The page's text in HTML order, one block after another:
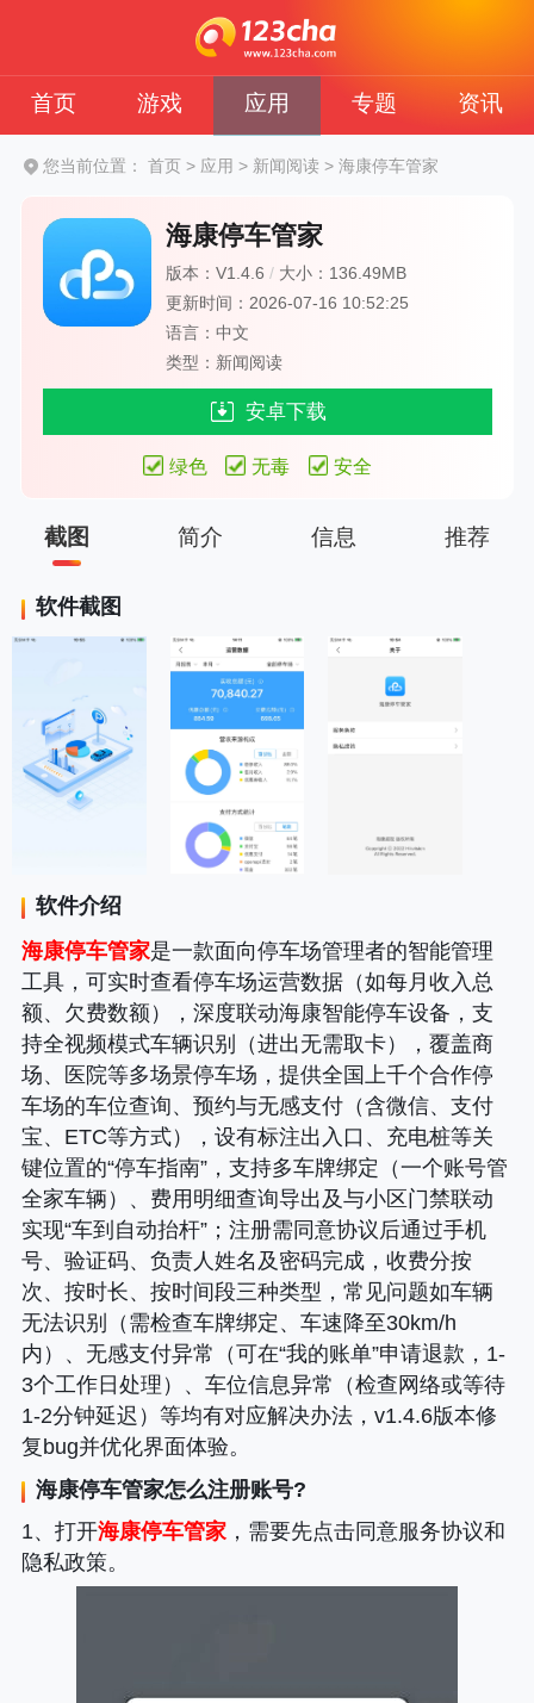
首页 游戏 应用 专题 资讯
您当前位置： 首页 > 应用 > 新闻阅读 >海康停车管家
海康停车管家
版本：V1.4.6/ 大小：136.49MB
更新时间：2026-07-16 10:52:25
语言：中文
类型：新闻阅读
安卓下载
绿色 无毒 安全
截图 简介 信息 推荐
软件截图
软件介绍
海康停车管家是一款面向停车场管理者的智能管理
工具，可实时查看停车场运营数据（如每月收入总
额、欠费数额），深度联动海康智能停车设备，支
持全视频模式车辆识别（进出无需取卡），覆盖商
场、医院等多场景停车场，提供全国上千个合作停
车场的车位查询、预约与无感支付（含微信、支付
宝、ETC等方式），设有标注出入口、充电桩等关
键位置的“停车指南”，支持多车牌绑定（一个账号管
全家车辆）、费用明细查询导出及与小区门禁联动
实现“车到自动抬杆”；注册需同意协议后通过手机
号、验证码、负责人姓名及密码完成，收费分按
次、按时长、按时间段三种类型，常见问题如车辆
无法识别（需检查车牌绑定、车速降至30km/h
内）、无感支付异常（可在“我的账单”申请退款，1-
3个工作日处理）、车位信息异常（检查网络或等待
1-2分钟延迟）等均有对应解决办法，v1.4.6版本修
复bug并优化界面体验。
海康停车管家怎么注册账号?
1、打开海康停车管家，需要先点击同意服务协议和
隐私政策。